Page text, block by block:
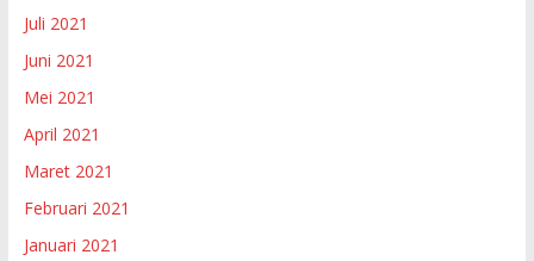
Juli 2021
Juni 2021
Mei 2021
April 2021
Maret 2021
Februari 2021
Januari 2021